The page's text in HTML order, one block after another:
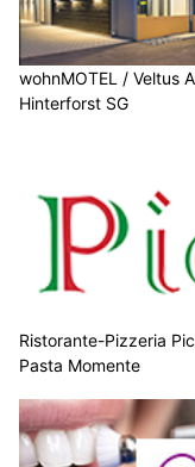
wohnMOTEL / Veltus
Hinterforst SG
Ristorante-Pizzeria
Pasta Momente